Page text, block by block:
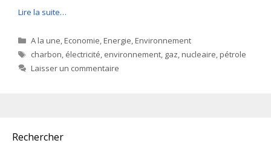
Lire la suite…
Catégories
A la une,Economie,Energie,Environnement
Étiquettes
charbon, électricité, environnement, gaz,nucleaire,pétrole
Laisser un commentaire
Rechercher